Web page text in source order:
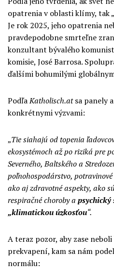
opatrenia v oblasti klímy, tak „
Je rok 2025, jeho opatrenia
pravdepodobne smrteľne
konzultant bývalého
komisie, José Barrosa.
ďalšími bohumilými
PodľaKatholisch.atsa panely
konkrétnymi výzvami:
„Tie siahajú od topenia
ekosystémoch až po riziká pre
Severného,Baltského a
poľnohospodárstvo,
ako aj zdravotné aspekty, ako
respiračné choroby a psychický
„klimatickou úzkosťou“.
A teraz pozor, aby zase
prekvapení, kam sa nám
normálu: